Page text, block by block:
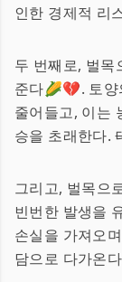
인한 경제적 리
두 번째로, 벌목
준다🌽💔. 토양
줄어들고, 이는
승을 초래한다.
그리고, 벌목으
빈번한 발생을
손실을 가져오
담으로 다가온